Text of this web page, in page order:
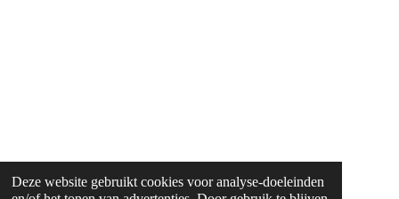
Deze website gebruikt cookies voor analyse-doeleinden